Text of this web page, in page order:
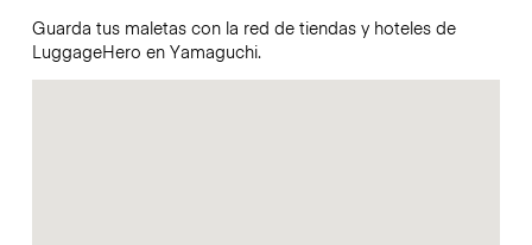
Guarda tus maletas con la red de tiendas y hoteles de
LuggageHero en Yamaguchi.